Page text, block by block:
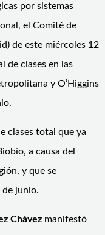
por sistemas
el Comité de
de este miércoles 12
de clases en las
y O’Higgins
clases total que ya
a causa del
y que se
de junio.
Chávez manifestó